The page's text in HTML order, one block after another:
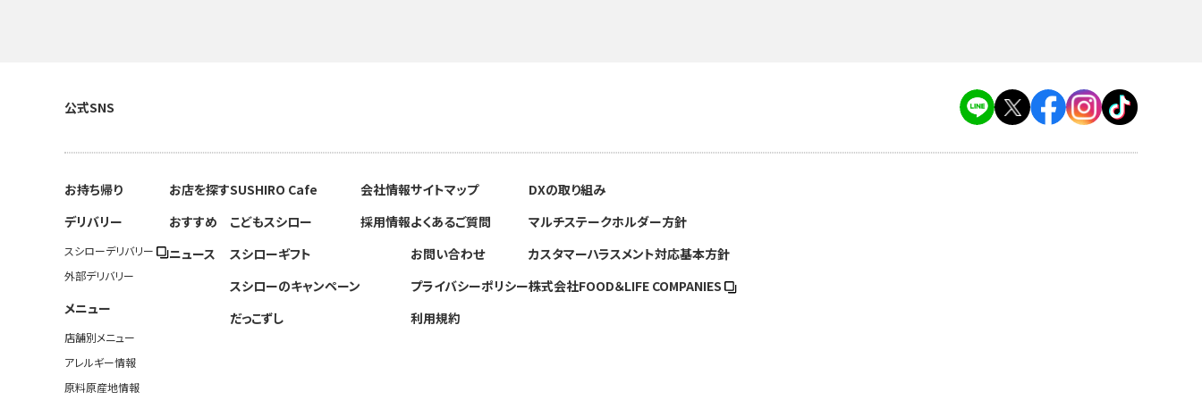
公式SNS
お持ち帰り
デリバリー
スシローデリバリー
外部デリバリー
メニュー
店舗別メニュー
アレルギー情報
原料原産地情報
お店を探す
おすすめ
ニュース
SUSHIRO Cafe
こどもスシロー
スシローギフト
スシローのキャンペーン
だっこずし
会社情報
採用情報
サイトマップ
よくあるご質問
お問い合わせ
プライバシーポリシー
利用規約
DXの取り組み
マルチステークホルダー方針
カスタマーハラスメント対応基本方針
株式会社FOOD＆LIFE COMPANIES